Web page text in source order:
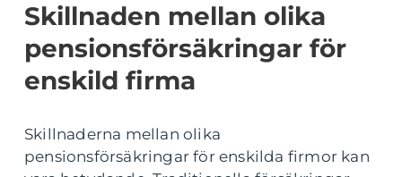
Skillnaden mellan olika
pensionsförsäkringar för
enskild firma
Skillnaderna mellan olika
pensionsförsäkringar för enskilda firmor kan